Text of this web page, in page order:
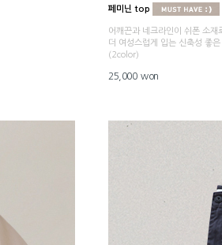
페미닌 top
어깨끈과 네크라인이 쉬폰 소재
더 여성스럽게 입는 신축성 좋
(2color)
25,000 won